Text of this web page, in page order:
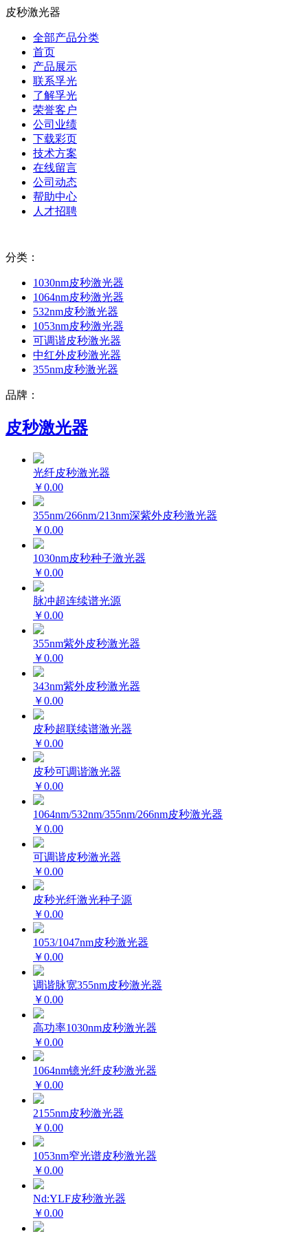
皮秒激光器
全部产品分类
首页
产品展示
联系孚光
了解孚光
荣誉客户
公司业绩
下载彩页
技术方案
在线留言
公司动态
帮助中心
人才招聘
分类：
1030nm皮秒激光器
1064nm皮秒激光器
532nm皮秒激光器
1053nm皮秒激光器
可调谐皮秒激光器
中红外皮秒激光器
355nm皮秒激光器
品牌：
皮秒激光器
光纤皮秒激光器
￥0.00
355nm/266nm/213nm深紫外皮秒激光器
￥0.00
1030nm皮秒种子激光器
￥0.00
脉冲超连续谱光源
￥0.00
355nm紫外皮秒激光器
￥0.00
343nm紫外皮秒激光器
￥0.00
皮秒超联续谱激光器
￥0.00
皮秒可调谐激光器
￥0.00
1064nm/532nm/355nm/266nm皮秒激光器
￥0.00
可调谐皮秒激光器
￥0.00
皮秒光纤激光种子源
￥0.00
1053/1047nm皮秒激光器
￥0.00
调谐脉宽355nm皮秒激光器
￥0.00
高功率1030nm皮秒激光器
￥0.00
1064nm镱光纤皮秒激光器
￥0.00
2155nm皮秒激光器
￥0.00
1053nm窄光谱皮秒激光器
￥0.00
Nd:YLF皮秒激光器
￥0.00